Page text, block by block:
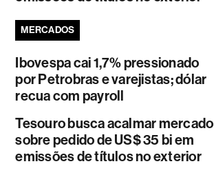
MERCADOS
Ibovespa cai 1,7% pressionado
por Petrobras e varejistas; dólar
recua com payroll
Tesouro busca acalmar mercado
sobre pedido de US$ 35 bi em
emissões de títulos no exterior